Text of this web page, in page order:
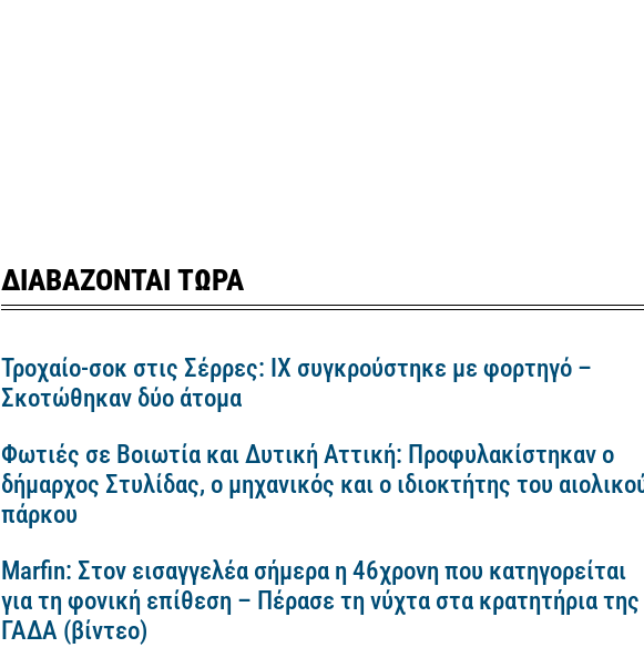
ΔΙΑΒΑΖΟΝΤΑΙ ΤΩΡΑ
Τροχαίο-σοκ στις Σέρρες: ΙΧ συγκρούστηκε με φορτηγό –
Σκοτώθηκαν δύο άτομα
Φωτιές σε Βοιωτία και Δυτική Αττική: Προφυλακίστηκαν ο
δήμαρχος Στυλίδας, ο μηχανικός και ο ιδιοκτήτης του
πάρκου
Marfin: Στον εισαγγελέα σήμερα η 46χρονη που κατηγορείται
για τη φονική επίθεση – Πέρασε τη νύχτα στα κρατητήρια της
ΓΑΔΑ (βίντεο)